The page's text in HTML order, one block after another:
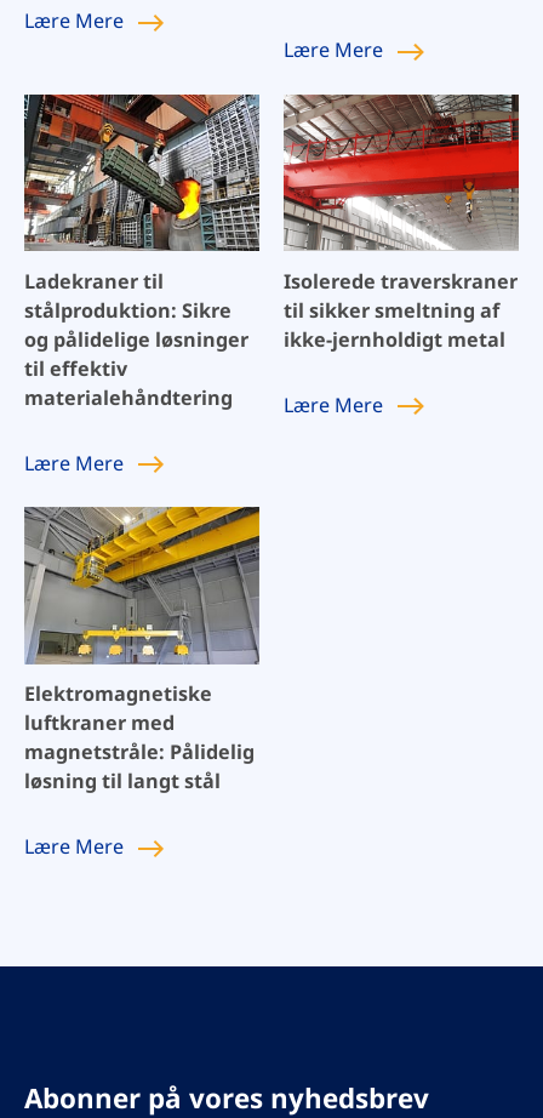
Lære Mere
Lære Mere
Ladekraner til
stålproduktion: Sikre
og pålidelige løsninger
til effektiv
materialehåndtering
Lære Mere
Isolerede traverskraner
til sikker smeltning af
ikke-jernholdigt metal
Lære Mere
Elektromagnetiske
luftkraner med
magnetstråle: Pålidelig
løsning til langt stål
Lære Mere
Abonner på vores nyhedsbrev